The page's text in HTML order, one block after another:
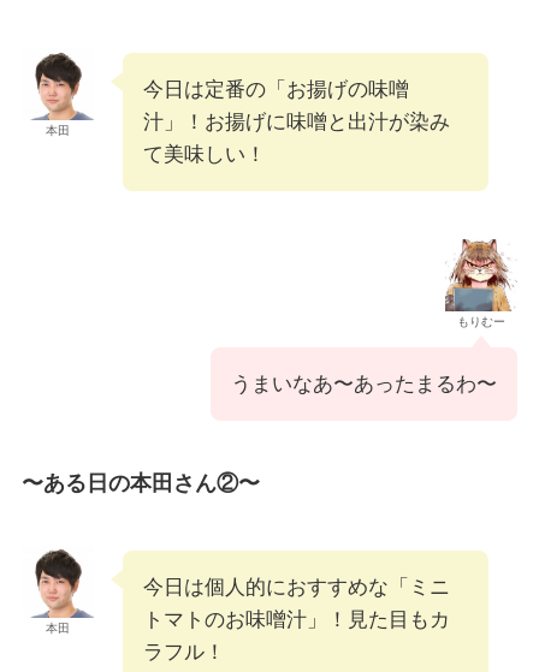
本田
今日は定番の「お揚げの味噌
汁」！お揚げに味噌と出汁が染み
て美味しい！
もりむー
うまいなあ〜あったまるわ〜
〜ある日の本田さん②〜
本田
今日は個人的におすすめな「ミニ
トマトのお味噌汁」！見た目もカ
ラフル！